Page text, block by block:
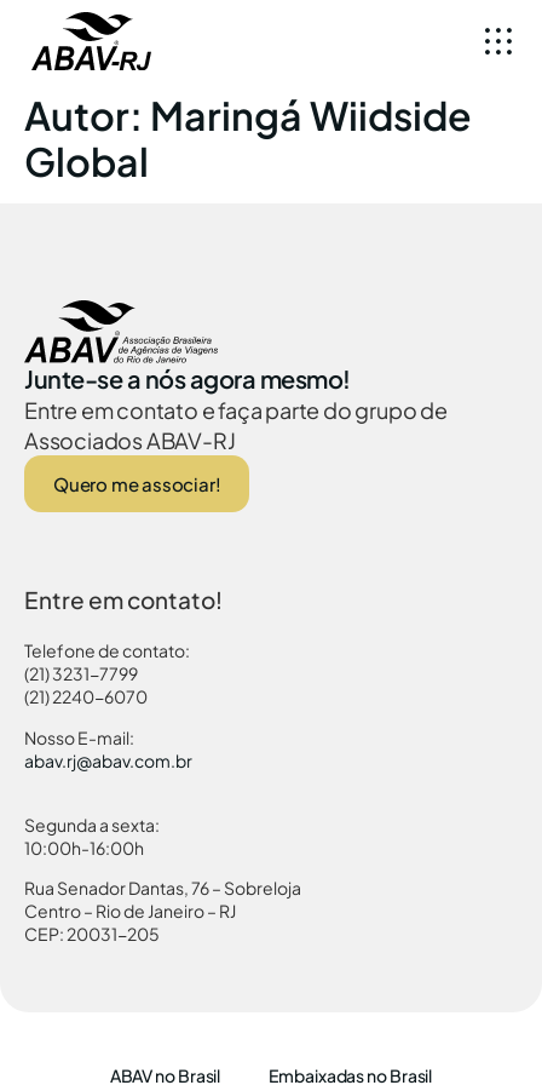
Autor: Maringá Wiidside
Global
Junte-se a nós agora mesmo!
Entre em contato e faça parte do grupo de
Associados ABAV-RJ
Quero me associar!
Entre em contato!
Telefone de contato:
(21) 3231-7799
(21) 2240-6070
Nosso E-mail:
abav.rj@abav.com.br
Segunda a sexta:
10:00h-16:00h
Rua Senador Dantas, 76 – Sobreloja
Centro – Rio de Janeiro – RJ
CEP: 20031-205
ABAV no Brasil Embaixadas no Brasil